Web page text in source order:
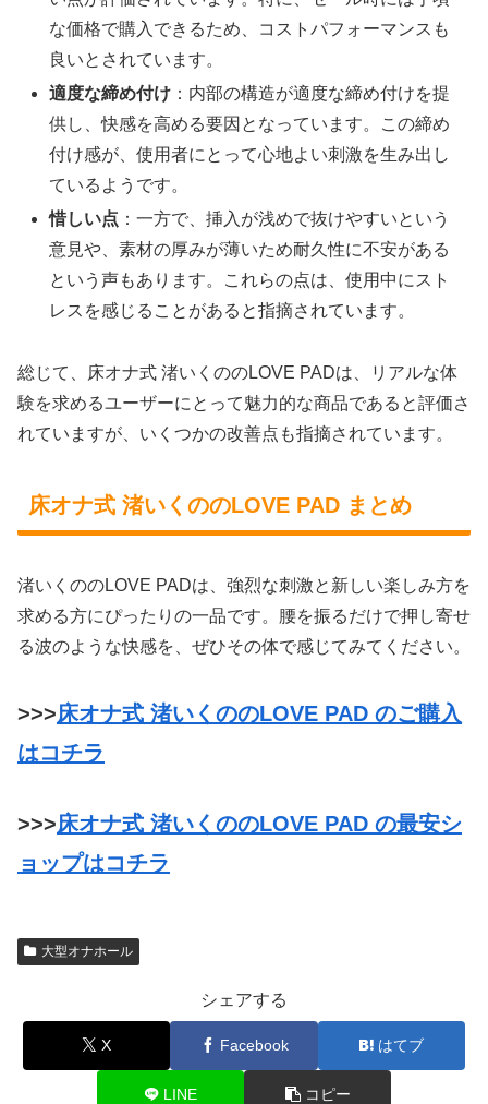
な価格で購入できるため、コストパフォーマンスも
良いとされています。
適度な締め付け ：内部の構造が適度な締め付けを提
供し、快感を高める要因となっています。この締め
付け感が、使用者にとって心地よい刺激を生み出し
ているようです。
惜しい点 ：一方で、挿入が浅めで抜けやすいという
意見や、素材の厚みが薄いため耐久性に不安がある
という声もあります。これらの点は、使用中にスト
レスを感じることがあると指摘されています。
総じて、床オナ式 渚いくののLOVE PADは、リアルな体
験を求めるユーザーにとって魅力的な商品であると評価さ
れていますが、いくつかの改善点も指摘されています。
床オナ式 渚いくののLOVE PAD まとめ
渚いくののLOVE PADは、強烈な刺激と新しい楽しみ方を
求める方にぴったりの一品です。腰を振るだけで押し寄せ
る波のような快感を、ぜひその体で感じてみてください。
>>>床オナ式 渚いくののLOVE PAD のご購入
はコチラ
>>>床オナ式 渚いくののLOVE PAD の最安シ
ョップはコチラ
大型オナホール
シェアする
X Facebook はてブ
LINE コピー